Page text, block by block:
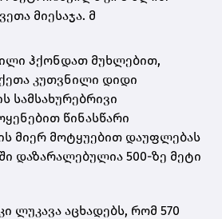
მიესაჯა. მ
ჰქონდათ მუხლებით,
კუთვნილი დიდი
სამსახურებრივი
წინასწარი
მიერ მოტყუებით დაუფლებას
დაზარალებულია 500-ზე მეტი
ლუკავა აცხადებს, რომ 570